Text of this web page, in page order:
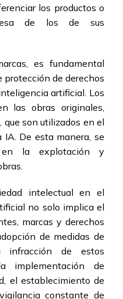
los productos o
de los de sus
es fundamental
protección de derechos
artificial. Los
las obras originales,
son utilizados en el
De esta manera, se
en la explotación y
intelectual en el
no solo implica el
marcas y derechos
de medidas de
infracción de estos
implementación de
el establecimiento de
constante de